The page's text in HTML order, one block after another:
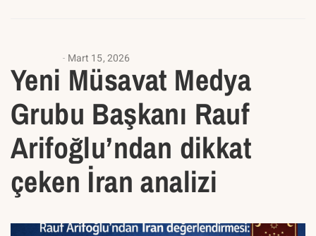
Mart 15, 2026
Yeni Müsavat Medya
Grubu Başkanı Rauf
Arifoğlu’ndan dikkat
çeken İran analizi